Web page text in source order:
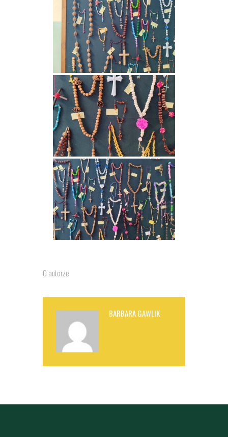
O autorze
BARBARA GAWLIK